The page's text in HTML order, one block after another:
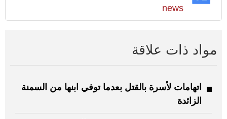
news
مواد ذات علاقة
اتهامات لأسرة بالقتل بعدما توفي ابنها من السمنة
الزائدة